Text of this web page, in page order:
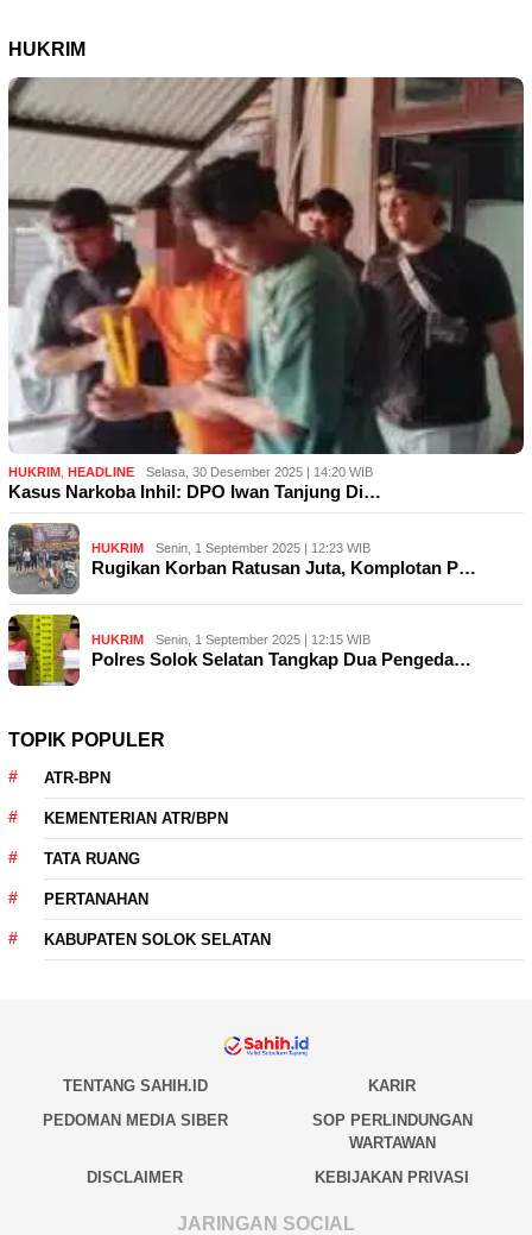
HUKRIM
HUKRIM HEADLINE Selasa, 30 Desember 2025 | 14:20 WIB
Kasus Narkoba Inhil: DPO Iwan Tanjung Di…
HUKRIM Senin, 1 September 2025 | 12:23 WIB
Rugikan Korban Ratusan Juta, Komplotan P…
HUKRIM Senin, 1 September 2025 | 12:15 WIB
Polres Solok Selatan Tangkap Dua Pengeda…
TOPIK POPULER
ATR-BPN
KEMENTERIAN ATR/BPN
TATA RUANG
PERTANAHAN
KABUPATEN SOLOK SELATAN
TENTANG SAHIH.ID
KARIR
PEDOMAN MEDIA SIBER
SOP PERLINDUNGAN
WARTAWAN
DISCLAIMER
KEBIJAKAN PRIVASI
JARINGAN SOCIAL